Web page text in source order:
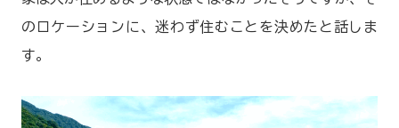
のロケーションに、迷わず住むことを決めたと話しま
す。